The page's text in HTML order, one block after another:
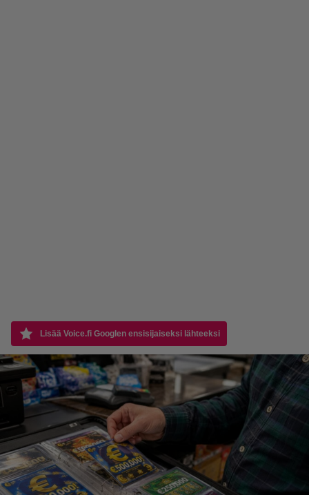
Lisää Voice.fi Googlen ensisijaiseksi lähteeksi